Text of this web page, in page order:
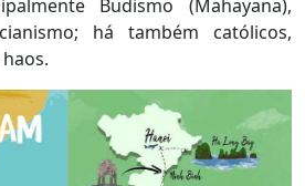
Budismo (Mahayana),
há também católicos,